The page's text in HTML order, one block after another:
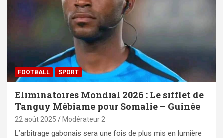
FOOTBALL SPORT
Eliminatoires Mondial 2026 : Le sifflet de
Tanguy Mébiame pour Somalie – Guinée
22 août 2025 Modérateur 2
L’arbitrage gabonais sera une fois de plus mis en lumière